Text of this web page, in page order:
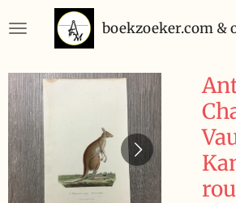
direct
de
hoofdinhoud
boekzoeker.com &